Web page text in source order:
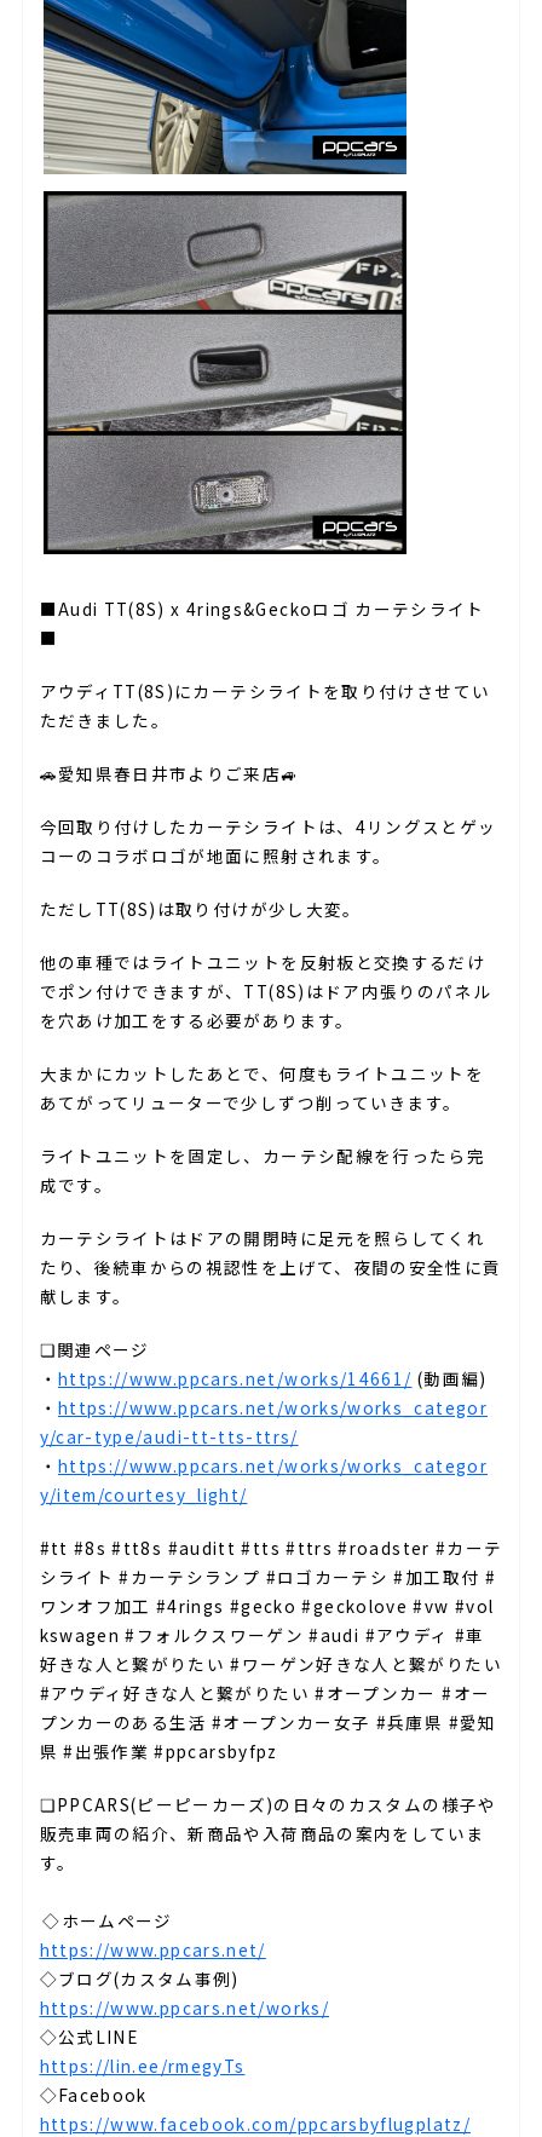
■Audi TT(8S) x 4rings&Geckoロゴ カーテシライト
■
アウディTT(8S)にカーテシライトを取り付けさせてい
ただきました。
🚗愛知県春日井市よりご来店🚙
今回取り付けしたカーテシライトは、4リングスとゲッ
コーのコラボロゴが地面に照射されます。
ただしTT(8S)は取り付けが少し大変。
他の車種ではライトユニットを反射板と交換するだけ
でポン付けできますが、TT(8S)はドア内張りのパネル
を穴あけ加工をする必要があります。
大まかにカットしたあとで、何度もライトユニットを
あてがってリューターで少しずつ削っていきます。
ライトユニットを固定し、カーテシ配線を行ったら完
成です。
カーテシライトはドアの開閉時に足元を照らしてくれ
たり、後続車からの視認性を上げて、夜間の安全性に貢
献します。
❏関連ページ
・ https://www.ppcars.net/works/14661/ (動画編)
・ https://www.ppcars.net/works/works_categor
y/car-type/audi-tt-tts-ttrs/
・ https://www.ppcars.net/works/works_categor
y/item/courtesy_light/
#tt #8s #tt8s #auditt #tts #ttrs #roadster #カーテ
シライト #カーテシランプ #ロゴカーテシ #加工取付 #
ワンオフ加工 #4rings #gecko #geckolove #vw #vol
kswagen #フォルクスワーゲン #audi #アウディ #車
好きな人と繋がりたい #ワーゲン好きな人と繋がりたい
#アウディ好きな人と繋がりたい #オープンカー #オー
プンカーのある生活 #オープンカー女子 #兵庫県 #愛知
県 #出張作業 #ppcarsbyfpz
❏PPCARS(ピーピーカーズ)の日々のカスタムの様子や
販売車両の紹介、新商品や入荷商品の案内をしていま
す。⁣⁣⁡
⁣⁣◇ホームページ⁡
https://www.ppcars.net/
◇ブログ(カスタム事例)⁡
https://www.ppcars.net/works/
◇公式LINE
https://lin.ee/rmegyTs
◇Facebook⁡
https://www.facebook.com/ppcarsbyflugplatz/